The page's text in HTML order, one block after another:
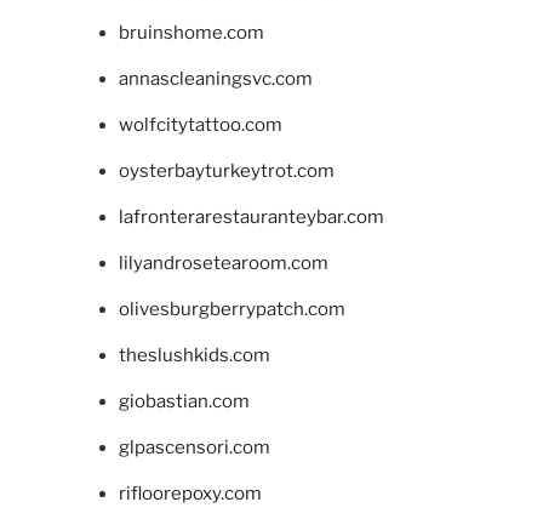
bruinshome.com
annascleaningsvc.com
wolfcitytattoo.com
oysterbayturkeytrot.com
lafronterarestauranteybar.com
lilyandrosetearoom.com
olivesburgberrypatch.com
theslushkids.com
giobastian.com
glpascensori.com
rifloorepoxy.com